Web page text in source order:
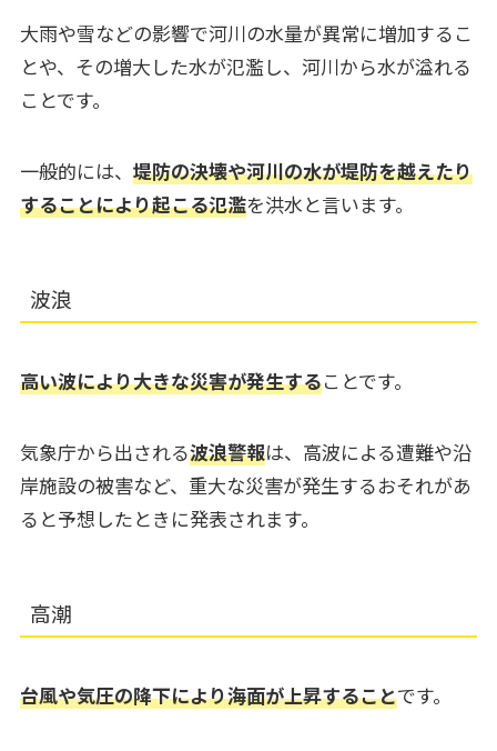
大雨や雪などの影響で河川の水量が異常に増加するこ
とや、その増大した水が氾濫し、河川から水が溢れる
ことです。
一般的には、 堤防の決壊や河川の水が堤防を越えたり
することにより起こる氾濫を洪水と言います。
波浪
高い波により大きな災害が発生することです。
気象庁から出される波浪警報は、高波による遭難や沿
岸施設の被害など、重大な災害が発生するおそれがあ
ると予想したときに発表されます。
高潮
台風や気圧の降下により海面が上昇することです。